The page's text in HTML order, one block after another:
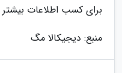
برای کسب اطلاعات
منبع: دیجیکالا مگ